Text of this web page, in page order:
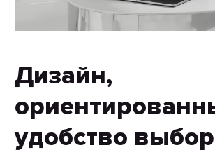
Дизайн,
удобство